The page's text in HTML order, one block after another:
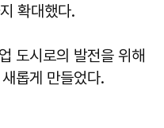
확대했다.
도시로의 발전을 위해
롭게 만들었다.